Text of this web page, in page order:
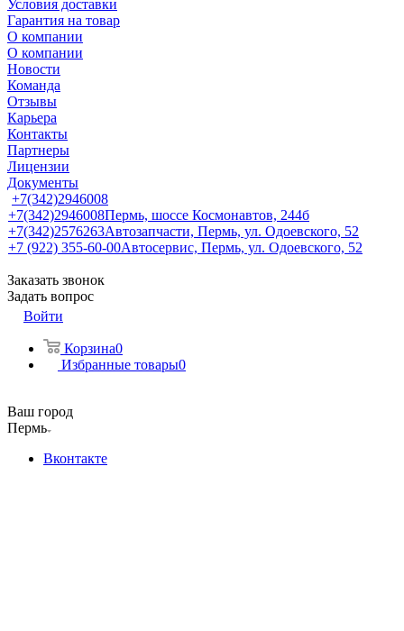
Условия доставки
Гарантия на товар
О компании
О компании
Новости
Команда
Отзывы
Карьера
Контакты
Партнеры
Лицензии
Документы
+7(342)2946008
+7(342)2946008Пермь, шоссе Космонавтов, 244б
+7(342)2576263Автозапчасти, Пермь, ул. Одоевского, 52
+7 (922) 355-60-00Автосервис, Пермь, ул. Одоевского, 52
Заказать звонок
Задать вопрос
Войти
Корзина0
Избранные товары0
Ваш город
Пермь
Вконтакте